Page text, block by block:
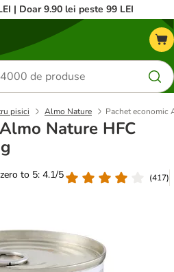
| Doar 9.90 lei peste 99 LEI
pisici Almo Nature Pachet economic
Nature HFC
to 5: 4.1/5
(417)